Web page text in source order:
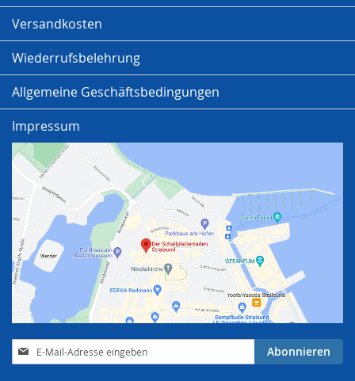
Versandkosten
Wiederrufsbelehrung
Allgemeine Geschäftsbedingungen
Impressum
Anmeldung
zum
Abonnieren